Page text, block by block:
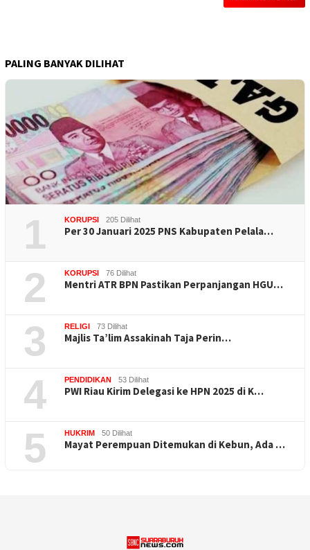
PALING BANYAK DILIHAT
1 KORUPSI 205 Dilihat
Per 30 Januari 2025 PNS Kabupaten Pelala…
2 KORUPSI 76 Dilihat
Mentri ATR BPN Pastikan Perpanjangan HGU…
3 RELIGI 73 Dilihat
Majlis Ta’lim Assakinah Taja Perin…
4 PENDIDIKAN 53 Dilihat
PWI Riau Kirim Delegasi ke HPN 2025 di K…
5 HUKRIM 50 Dilihat
Mayat Perempuan Ditemukan di Kebun, Ada …